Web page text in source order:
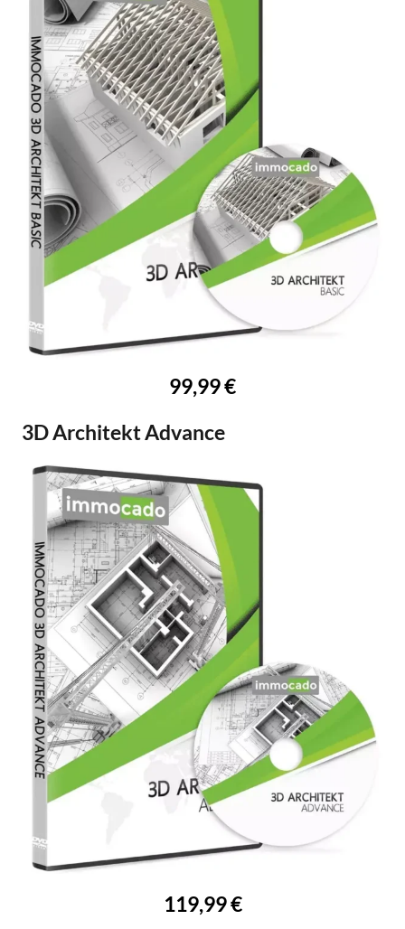
99,99 €
3D Architekt Advance
119,99 €